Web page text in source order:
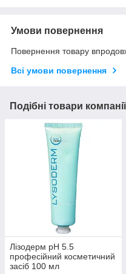
Умови повернення
Повернення товару
Всі умови повернення
Подібні товари компанії
Лізодерм рН 5.5
професійний косметичний
засіб 100 мл